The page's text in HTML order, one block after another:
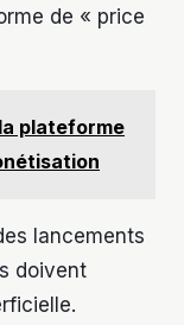
de « price
plateforme
lancements
doivent